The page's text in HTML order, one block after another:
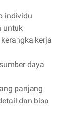
individu
untuk
kerja
daya
panjang
dan bisa